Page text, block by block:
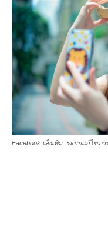
Facebook เล็งเพิ่ม "ระบบแก้ไขภ